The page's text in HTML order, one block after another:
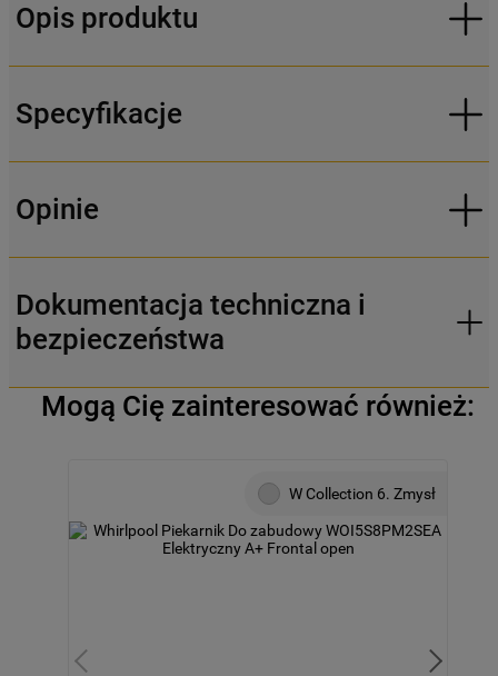
Opis produktu
Specyfikacje
Opinie
Dokumentacja techniczna i
bezpieczeństwa
Mogą Cię zainteresować również:
W Collection 6. Zmysł